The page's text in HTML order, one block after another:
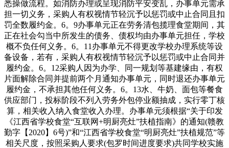
悉操做流程。如消防办理或呈现消防平安变乱，办事单元需承
担一切义务，采购人有权视情节轻沉予以惩罚或中止合同且扣
罚全数履约金。6。9办事单元正在劳务清包揽理食堂期间，其
正在社会勾当中所发生的债务、债权均由办事单元担任，学校
概不负任何义务。6。11办事单元不得更改学校办理系统等设
备设备，若有，采购人有权视情节轻沉予以惩罚或中止合同并
履约金。6。12采购人因为办学、同一规划等基建缘由，有权
片面解除合同并提前两个月通知办事单元，同时退还办事单元
履约金，不承担其他任何义务。6。13水、牛奶、面包等餐食
供应部门，投标阶段不列入劳务外包停业额抽成，实行零丁核
算，相关收入纳入食堂收入办理。办事单元须根据“关于印发
《江西省学校食堂“互联网+明厨亮灶”扶植指南》的通知(赣教
勤字【2020】6号)”和“江西省学校食堂“明厨亮灶”扶植规范”等
相关尺度，按照采购人要求(包罗时间进度要求)共同学校实施